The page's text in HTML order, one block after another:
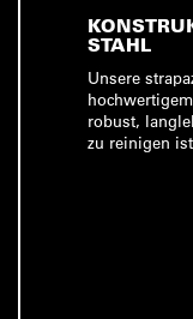
STAHL
Unsere
robust,
zu reinigen